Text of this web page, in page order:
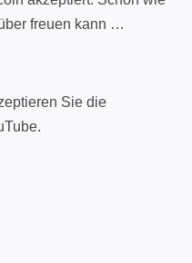
freuen kann …
Sie die